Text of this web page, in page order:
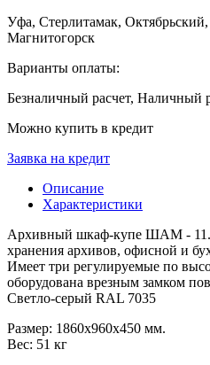
Уфа, Стерлитамак,
Магнитогорск
Варианты оплаты:
Безналичный расчет, Наличный
Можно купить в кредит
Заявка на кредит
Описание
Характеристики
Архивный шкаф-купе ШАМ -
хранения архивов, офисной и
Имеет три регулируемые по
оборудована врезным замком
Светло-серый RAL 7035
Размер: 1860x960x450 мм.
Вес: 51 кг